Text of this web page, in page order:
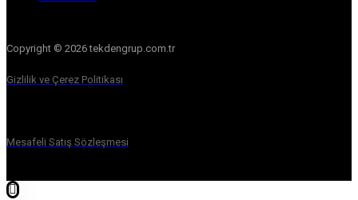
Copyright © 2026 tekdengrup.com.tr
Gizlilik ve Çerez Politikası
Mesafeli Satış Sözleşmesi